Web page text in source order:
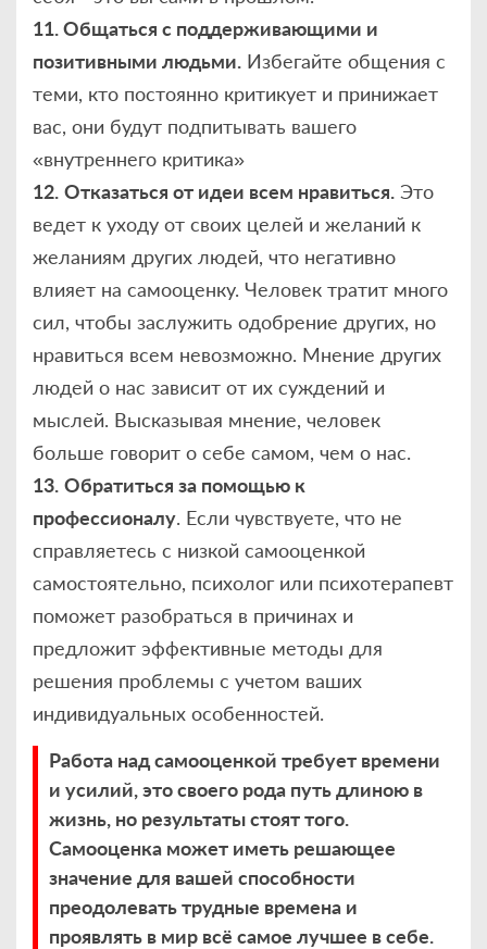
11. Общаться с поддерживающими и
позитивными людьми. Избегайте общения с
теми, кто постоянно критикует и принижает
вас, они будут подпитывать вашего
«внутреннего критика»
12. Отказаться от идеи всем нравиться. Это
ведет к уходу от своих целей и желаний к
желаниям других людей, что негативно
влияет на самооценку. Человек тратит много
сил, чтобы заслужить одобрение других, но
нравиться всем невозможно. Мнение других
людей о нас зависит от их суждений и
мыслей. Высказывая мнение, человек
больше говорит о себе самом, чем о нас.
13. Обратиться за помощью к
профессионалу. Если чувствуете, что не
справляетесь с низкой самооценкой
самостоятельно, психолог или психотерапевт
поможет разобраться в причинах и
предложит эффективные методы для
решения проблемы с учетом ваших
индивидуальных особенностей.
Работа над самооценкой требует времени
и усилий, это своего рода путь длиною в
жизнь, но результаты стоят того.
Самооценка может иметь решающее
значение для вашей способности
преодолевать трудные времена и
проявлять в мир всё самое лучшее в себе.